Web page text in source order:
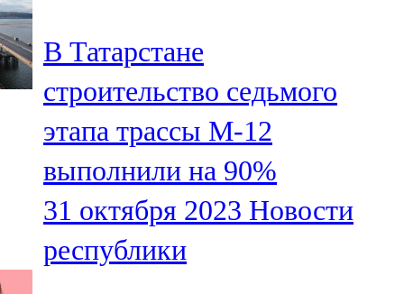
91,0 FM
Шәмәрдән
102,3 FM
Яңа чишмә
107,0 FM
Яр Чаллы
В Татарстане
строительство седьмого
этапа трассы М-12
выполнили на 90%
31 октября 2023 Новости
республики